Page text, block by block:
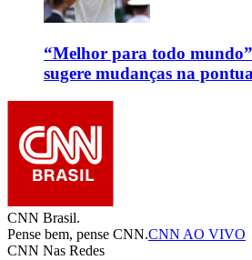
“Melhor para todo
sugere mudanças na
CNN Brasil.
Pense bem, pense CNN.CNN AO VIVO
CNN Nas Redes